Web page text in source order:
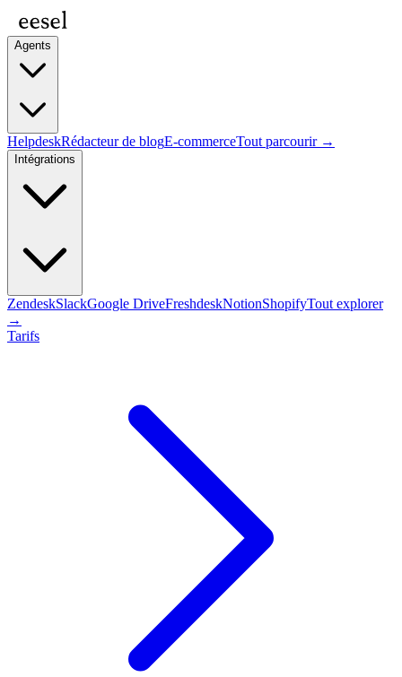
Agents
HelpdeskRédacteur de blogE-commerceTout parcourir →
Intégrations
ZendeskSlackGoogle DriveFreshdeskNotionShopifyTout explorer
→
Tarifs